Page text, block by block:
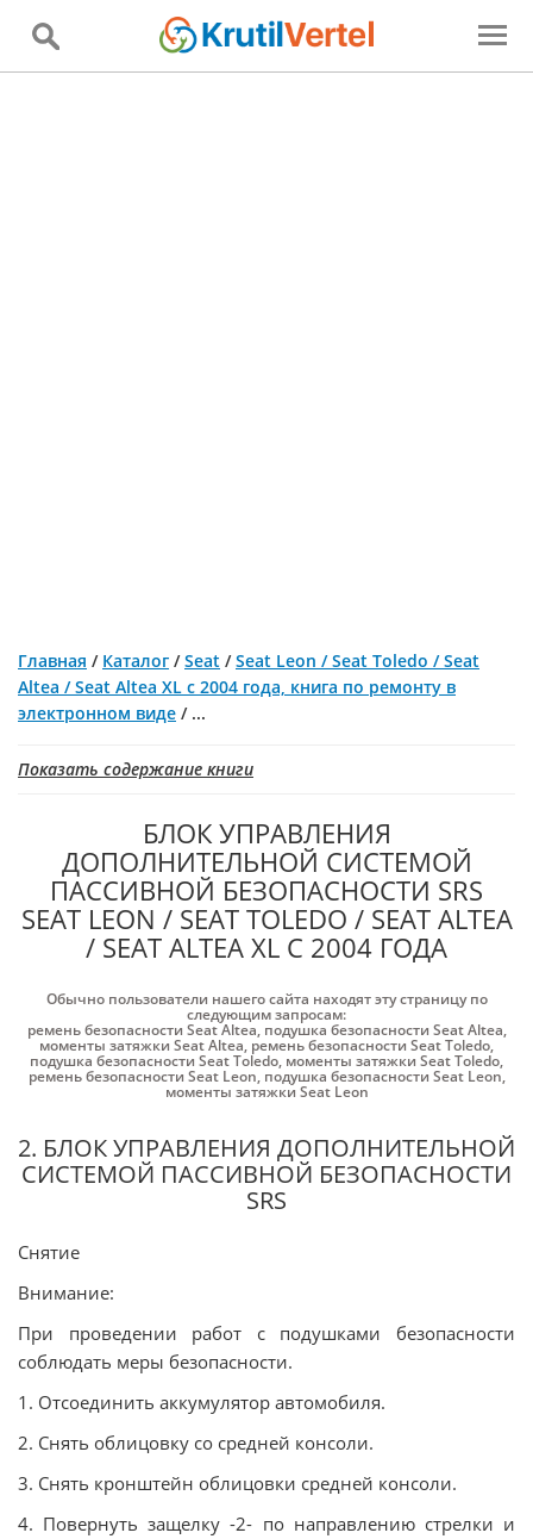
Главная / Каталог /Seat /Seat Leon / Seat Toledo / Seat
Altea / Seat Altea XL с 2004 года, книга по ремонту в
электронном виде / ...
Показать содержание книги
БЛОК УПРАВЛЕНИЯ
ДОПОЛНИТЕЛЬНОЙ СИСТЕМОЙ
ПАССИВНОЙ БЕЗОПАСНОСТИ SRS
SEAT LEON / SEAT TOLEDO / SEAT ALTEA
/ SEAT ALTEA XL С 2004 ГОДА
Обычно пользователи нашего сайта находят эту страницу по
следующим запросам:
ремень безопасности Seat Altea, подушка безопасности Seat Altea,
моменты затяжки Seat Altea, ремень безопасности Seat Toledo,
подушка безопасности Seat Toledo, моменты затяжки Seat Toledo,
ремень безопасности Seat Leon, подушка безопасности Seat Leon,
моменты затяжки Seat Leon
2. БЛОК УПРАВЛЕНИЯ ДОПОЛНИТЕЛЬНОЙ
СИСТЕМОЙ ПАССИВНОЙ БЕЗОПАСНОСТИ
SRS
Снятие
Внимание:
При проведении работ с подушками безопасности
соблюдать меры безопасности.
1. Отсоединить аккумулятор автомобиля.
2. Снять облицовку со средней консоли.
3. Снять кронштейн облицовки средней консоли.
4. Повернуть защелку -2- по направлению стрелки и